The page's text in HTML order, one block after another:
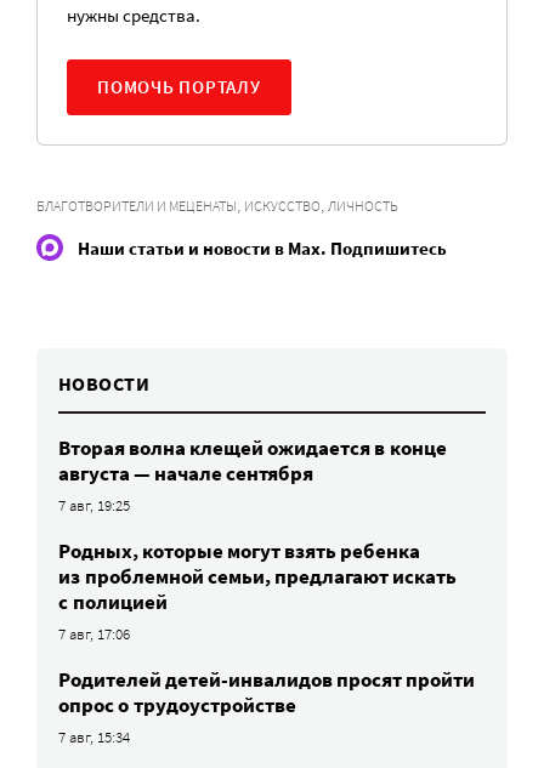
нужны средства.
ПОМОЧЬ ПОРТАЛУ
БЛАГОТВОРИТЕЛИ И МЕЦЕНАТЫ, ИСКУССТВО, ЛИЧНОСТЬ
Наши статьи и новости в Max. Подпишитесь
НОВОСТИ
Вторая волна клещей ожидается в конце
августа — начале сентября
7 авг, 19:25
Родных, которые могут взять ребенка
из проблемной семьи, предлагают искать
с полицией
7 авг, 17:06
Родителей детей-инвалидов просят пройти
опрос о трудоустройстве
7 авг, 15:34